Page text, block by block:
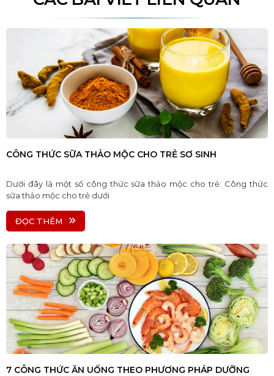
CÔNG THỨC SỮA THẢO MỘC CHO TRẺ SƠ SINH
Dưới đây là một số công thức sữa thảo mộc cho trẻ: Công thức
sữa thảo mộc cho trẻ dưới
ĐỌC THÊM
7 CÔNG THỨC ĂN UỐNG THEO PHƯƠNG PHÁP DƯỠNG